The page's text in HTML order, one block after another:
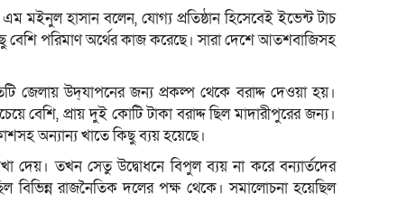
মইনুল হাসান বলেন, যোগ্য প্রতিষ্ঠান হিসেবেই ইভেন্ট টাচ
বেশি পরিমাণ অর্থের কাজ করেছে। সারা দেশে আতশবাজিসহ
জেলায় উদ্‌যাপনের জন্য প্রকল্প থেকে বরাদ্দ দেওয়া হয়।
বেশি, প্রায় দুই কোটি টাকা বরাদ্দ ছিল মাদারীপুরের জন্য।
অন্যান্য খাতে কিছু ব্যয় হয়েছে।
দেয়। তখন সেতু উদ্বোধনে বিপুল ব্যয় না করে বন্যার্তদের
রাজনৈতিক দলের পক্ষ থেকে। সমালোচনা হয়েছিল